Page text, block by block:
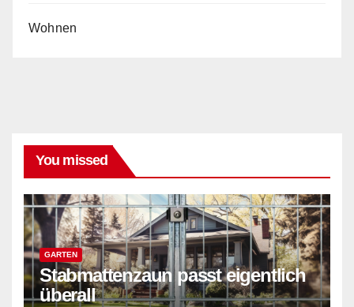
Wohnen
You missed
GARTEN
Stabmattenzaun passt eigentlich
überall